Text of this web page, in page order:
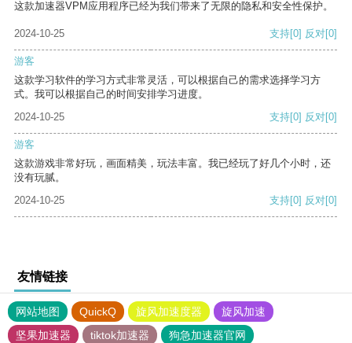
这款加速器VPM应用程序已经为我们带来了无限的隐私和安全性保护。
2024-10-25 支持[0] 反对[0]
游客
这款学习软件的学习方式非常灵活，可以根据自己的需求选择学习方
式。我可以根据自己的时间安排学习进度。
2024-10-25
支持[0] 反对[0]
游客
这款游戏非常好玩，画面精美，玩法丰富。我已经玩了好几个小时，还
没有玩腻。
2024-10-25
支持[0] 反对[0]
友情链接
网站地图 QuickQ 旋风加速度器
旋风加速
坚果加速器
tiktok加速器
狗急加速器官网